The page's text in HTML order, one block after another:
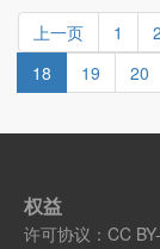
上一页 1 2
18
19 20
权益
许可协议： CC